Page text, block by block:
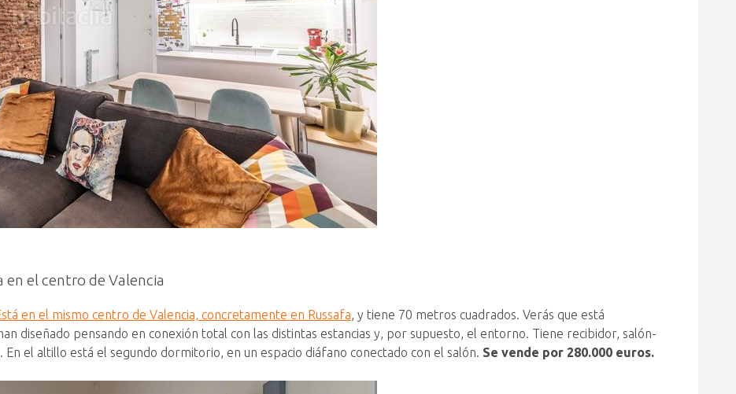
el centro de Valencia
en el mismo centro de Valencia, concretamente en Russafa, y tiene 70 metros cuadrados. Verás que está
diseñado pensando en conexión total con las distintas estancias y, por supuesto, el entorno. Tiene recibidor, salón-
el altillo está el segundo dormitorio, en un espacio diáfano conectado con el salón. Se vende por 280.000 euros.